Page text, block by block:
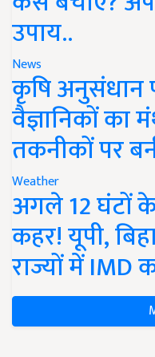
उपाय..
News
कृषि अनुसंधान
वैज्ञानिकों का
तकनीकों पर
Weather
अगले 12 घंटों
कहर! यूपी,
राज्यों में IMD